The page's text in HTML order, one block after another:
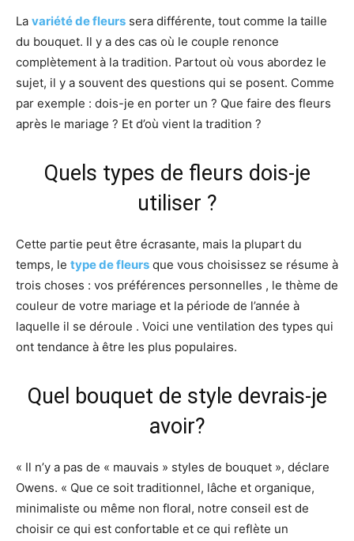
La variété de fleurs sera différente, tout comme la taille
du bouquet. Il y a des cas où le couple renonce
complètement à la tradition. Partout où vous abordez le
sujet, il y a souvent des questions qui se posent. Comme
par exemple : dois-je en porter un ? Que faire des fleurs
après le mariage ? Et d’où vient la tradition ?
Quels types de fleurs dois-je
utiliser ?
Cette partie peut être écrasante, mais la plupart du
temps, le type de fleurs que vous choisissez se résume à
trois choses : vos préférences personnelles , le thème de
couleur de votre mariage et la période de l’année à
laquelle il se déroule . Voici une ventilation des types qui
ont tendance à être les plus populaires.
Quel bouquet de style devrais-je
avoir?
« Il n’y a pas de « mauvais » styles de bouquet », déclare
Owens. « Que ce soit traditionnel, lâche et organique,
minimaliste ou même non floral, notre conseil est de
choisir ce qui est confortable et ce qui reflète un